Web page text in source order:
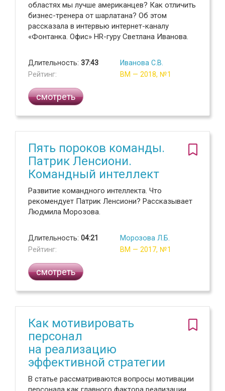
областях мы лучше американцев? Как отличить
бизнес-тренера от шарлатана? Об этом
рассказала в интервью интернет-каналу
«Фонтанка. Офис» HR-гуру Светлана Иванова.
Длительность: 37:43
Рейтинг:
Иванова С.В.
ВМ — 2018, №1
смотреть
Пять пороков команды.
Патрик Ленсиони.
Командный интеллект
Развитие командного интеллекта. Что
рекомендует Патрик Ленсиони? Рассказывает
Людмила Морозова.
Длительность: 04:21
Рейтинг:
Морозова Л.Б.
ВМ — 2017, №1
смотреть
Как мотивировать
персонал
на реализацию
эффективной стратегии
В статье рассматриваются вопросы мотивации